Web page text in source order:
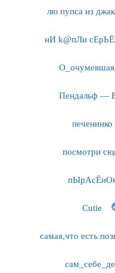
лю пупса из
нИ k@пЛи
Пендальф —
печенинко
посмотри
Сutie
самая,что есть